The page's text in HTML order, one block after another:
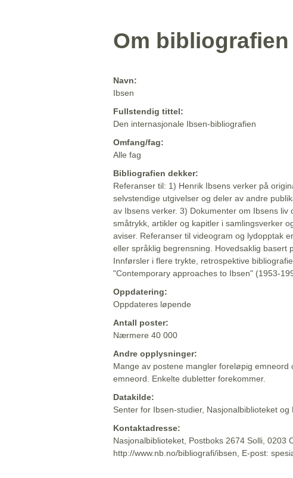
Om bibliografien
Navn:
Ibsen
Fullstendig tittel:
Den internasjonale Ibsen-bibliografien
Omfang/fag:
Alle fag
Bibliografien dekker:
Referanser til: 1) Henrik Ibsens verker på
selvstendige utgivelser og deler av andre
av Ibsens verker. 3) Dokumenter om Ibsens liv
småtrykk, artikler og kapitler i samlingsverker
aviser. Referanser til videogram og lydopptak
eller språklig begrensning. Hovedsaklig basert
Innførsler i flere trykte, retrospektive
"Contemporary approaches to Ibsen" (1953-
Oppdatering:
Oppdateres løpende
Antall poster:
Nærmere 40 000
Andre opplysninger:
Mange av postene mangler foreløpig
emneord. Enkelte dubletter forekommer.
Datakilde:
Senter for Ibsen-studier, Nasjonalbiblioteket og
Kontaktadresse:
Nasjonalbiblioteket, Postboks 2674 Solli, 0203
http://www.nb.no/bibliografi/ibsen, E-post: